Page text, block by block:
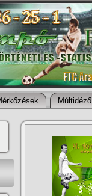
Múltidéző